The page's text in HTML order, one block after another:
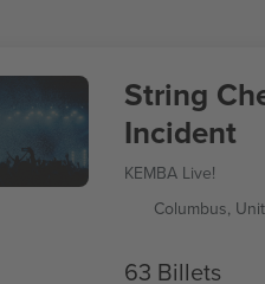
String
Incident
KEMBA Live!
Columbus,
63 Billets